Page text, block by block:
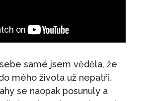
samé jsem věděla, že
mého života už nepatří.
se naopak posunuly a